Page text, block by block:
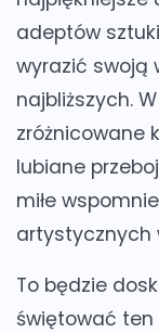
adeptów
wyrazić swoją
najbliższych.
zróżnicowane
lubiane
miłe
artystycznych
To będzie
świętować